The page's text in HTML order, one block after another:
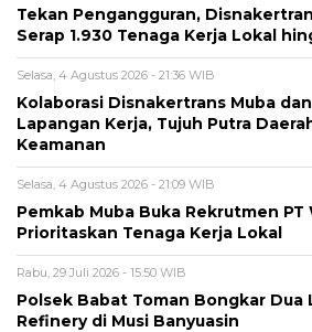
Tekan Pengangguran,
Serap 1.930 Tenaga Kerja Lokal
Selasa, 4 Agustus 2026 - 21:36 WIB
Kolaborasi Disnakertrans Muba
Lapangan Kerja, Tujuh Putra
Keamanan
Selasa, 4 Agustus 2026 - 21:09 WIB
Pemkab Muba Buka Rekrutmen
Prioritaskan Tenaga Kerja Lokal
Rabu, 29 Juli 2026 - 15:50 WIB
Polsek Babat Toman Bongkar Dua
Refinery di Musi Banyuasin